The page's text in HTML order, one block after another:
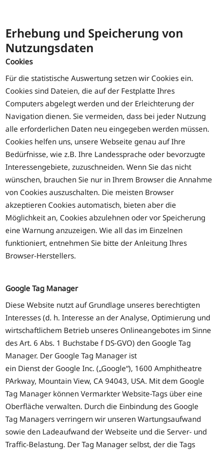
Erhebung und Speicherung von
Nutzungsdaten
Cookies
Für die statistische Auswertung setzen wir Cookies ein.
Cookies sind Dateien, die auf der Festplatte Ihres
Computers abgelegt werden und der Erleichterung der
Navigation dienen. Sie vermeiden, dass bei jeder Nutzung
alle erforderlichen Daten neu eingegeben werden müssen.
Cookies helfen uns, unsere Webseite genau auf Ihre
Bedürfnisse, wie z.B. Ihre Landessprache oder bevorzugte
Interessengebiete, zuzuschneiden. Wenn Sie das nicht
wünschen, brauchen Sie nur in Ihrem Browser die Annahme
von Cookies auszuschalten. Die meisten Browser
akzeptieren Cookies automatisch, bieten aber die
Möglichkeit an, Cookies abzulehnen oder vor Speicherung
eine Warnung anzuzeigen. Wie all das im Einzelnen
funktioniert, entnehmen Sie bitte der Anleitung Ihres
Browser-Herstellers.
Google Tag Manager
Diese Website nutzt auf Grundlage unseres berechtigten
Interesses (d. h. Interesse an der Analyse, Optimierung und
wirtschaftlichem Betrieb unseres Onlineangebotes im Sinne
des Art. 6 Abs. 1 Buchstabe f DS-GVO) den Google Tag
Manager. Der Google Tag Manager ist
ein Dienst der Google Inc. („Google“), 1600 Amphitheatre
PArkway, Mountain View, CA 94043, USA. Mit dem Google
Tag Manager können Vermarkter Website-Tags über eine
Oberfläche verwalten. Durch die Einbindung des Google
Tag Managers verringern wir unseren Wartungsaufwand
sowie den Ladeaufwand der Webseite und die Server- und
Traffic-Belastung. Der Tag Manager selbst, der die Tags